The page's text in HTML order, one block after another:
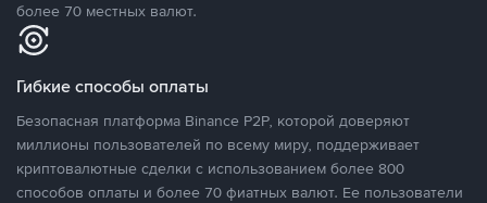
более 70 местных валют.
Гибкие способы оплаты
Безопасная платформа Binance P2P, которой доверяют
миллионы пользователей по всему миру, поддерживает
криптовалютные сделки с использованием более 800
способов оплаты и более 70 фиатных валют. Ее пользователи